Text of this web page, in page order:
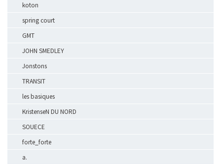
koton
spring court
GMT
JOHN SMEDLEY
Jonstons
TRANSIT
les basiques
KristenseN DU NORD
SOUECE
forte_forte
a.